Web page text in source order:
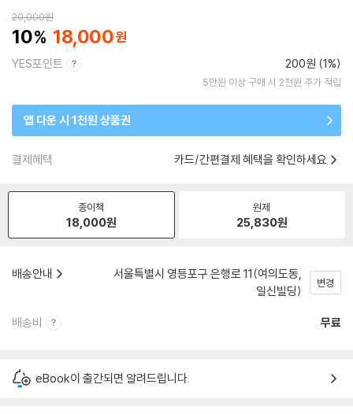
20,000원
10 18,000
YES포인트 200원 (1%)
5만원 이상 구매 시 2천원 추가 적립
앱 다운 시 1천원 상품권
결제혜택 카드/간편결제 혜택을 확인하세요
종이책
18,000원
원제
25,830원
배송안내
서울특별시 영등포구 은행로 11(여의도동,
일신빌딩)
변경
배송비 무료
eBook이 출간되면 알려드립니다.